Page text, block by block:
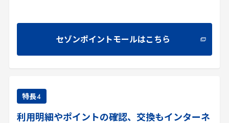
セゾンポイントモールはこちら
特長4
利用明細やポイントの確認、交換もインターネ